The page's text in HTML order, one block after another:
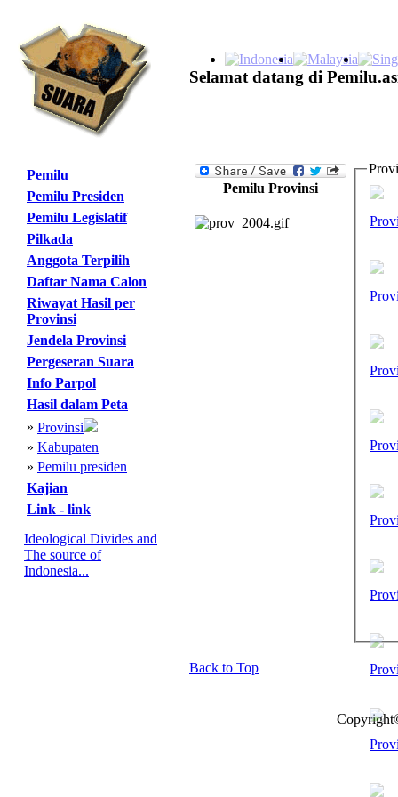
Selamat datang di
Pemilu
Pemilu Presiden
Pemilu Legislatif
Pilkada
Anggota Terpilih
Daftar Nama Calon
Riwayat Hasil per
Provinsi
Jendela Provinsi
Pergeseran Suara
Info Parpol
Hasil dalam Peta
» Provinsi
» Kabupaten
» Pemilu presiden
Kajian
Link - link
Ideological Divides and
The source of
Indonesia...
Pemilu Provinsi
Back to Top